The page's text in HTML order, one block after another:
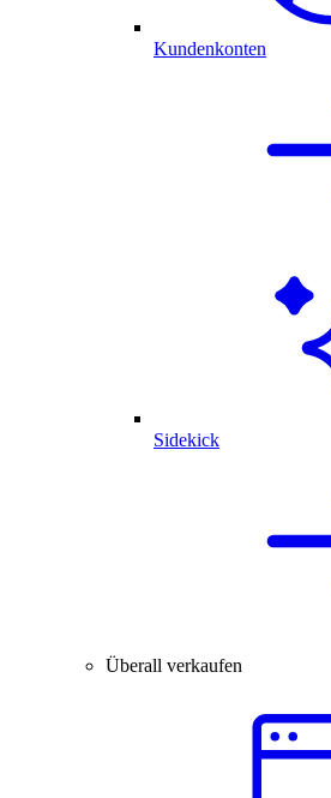
Kundenkonten
Sidekick
Überall verkaufen